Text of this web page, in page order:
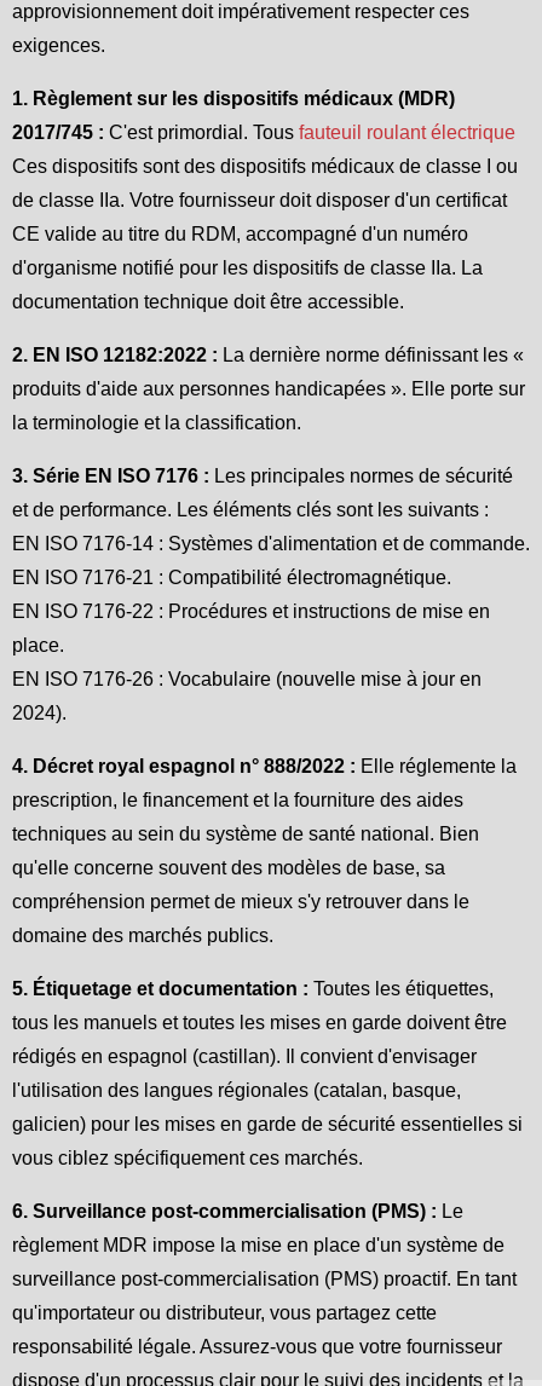
approvisionnement doit impérativement respecter ces
exigences.
1. Règlement sur les dispositifs médicaux (MDR)
2017/745 : C'est primordial. Tous fauteuil roulant électrique
Ces dispositifs sont des dispositifs médicaux de classe I ou
de classe IIa. Votre fournisseur doit disposer d'un certificat
CE valide au titre du RDM, accompagné d'un numéro
d'organisme notifié pour les dispositifs de classe IIa. La
documentation technique doit être accessible.
2. EN ISO 12182:2022 : La dernière norme définissant les «
produits d'aide aux personnes handicapées ». Elle porte sur
la terminologie et la classification.
3. Série EN ISO 7176 : Les principales normes de sécurité
et de performance. Les éléments clés sont les suivants :
EN ISO 7176-14 : Systèmes d'alimentation et de commande.
EN ISO 7176-21 : Compatibilité électromagnétique.
EN ISO 7176-22 : Procédures et instructions de mise en
place.
EN ISO 7176-26 : Vocabulaire (nouvelle mise à jour en
2024).
4. Décret royal espagnol n° 888/2022 : Elle réglemente la
prescription, le financement et la fourniture des aides
techniques au sein du système de santé national. Bien
qu'elle concerne souvent des modèles de base, sa
compréhension permet de mieux s'y retrouver dans le
domaine des marchés publics.
5. Étiquetage et documentation : Toutes les étiquettes,
tous les manuels et toutes les mises en garde doivent être
rédigés en espagnol (castillan). Il convient d'envisager
l'utilisation des langues régionales (catalan, basque,
galicien) pour les mises en garde de sécurité essentielles si
vous ciblez spécifiquement ces marchés.
6. Surveillance post-commercialisation (PMS) : Le
règlement MDR impose la mise en place d'un système de
surveillance post-commercialisation (PMS) proactif. En tant
qu'importateur ou distributeur, vous partagez cette
responsabilité légale. Assurez-vous que votre fournisseur
dispose d'un processus clair pour le suivi des incidents et la